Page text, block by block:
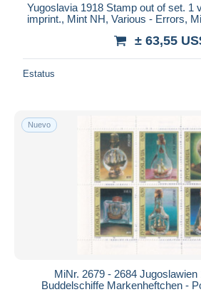
Yugoslavia 1918 Stamp out of set. 1
imprint., Mint NH, Various - Errors,
± 63,55
Estatus
Nuevo
MiNr. 2679 - 2684 Jugoslawien
Buddelschiffe Markenheftchen -